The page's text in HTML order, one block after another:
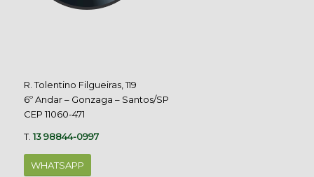
R. Tolentino Filgueiras, 119
6º Andar – Gonzaga – Santos/SP
CEP 11060-471
T.13 98844-0997
WHATSAPP